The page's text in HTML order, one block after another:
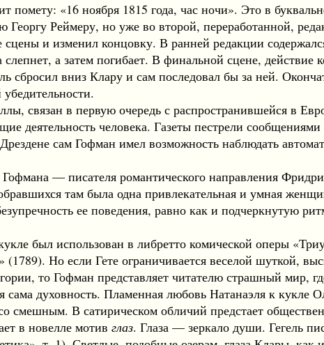
помету: «16 ноября 1815 года, час ночи». Это в
Георгу Реймеру, но уже во второй, переработанной,
и изменил концовку. В ранней редакции
слепнет, а затем погибает. В финальной сцене,
сбросил вниз Клару и сам последовал бы за ней.
связан в первую очередь с распространившейся в
человека. Газеты пестрели сообщениями
сам Гофман имел возможность наблюдать
Гофмана — писателя романтического направления
там была одна привлекательная и умная
ее поведения, равно как и подчеркнутую
был использован в либретто комической оперы
Но если Гете ограничивается веселой шуткой,
то Гофман представляет читателю страшный мир,
духовность. Пламенная любовь Натанаэля к кукле
смешным. В сатирическом обличий предстает
в новелле мотив глаз. Глаза — зеркало души. Гегель